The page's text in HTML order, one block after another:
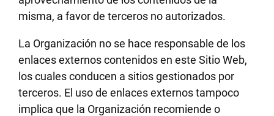
misma, a favor de terceros no autorizados.
La Organización no se hace responsable de los
enlaces externos contenidos en este Sitio Web,
los cuales conducen a sitios gestionados por
terceros. El uso de enlaces externos tampoco
implica que la Organización recomiende o